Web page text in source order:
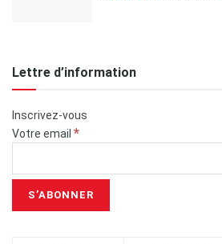
Lettre d’information
Inscrivez-vous
Votre email *